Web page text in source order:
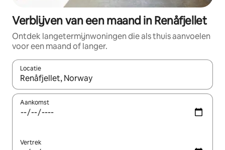
Verblijven van een maand in Renåfjellet
Ontdek langetermijnwoningen die als thuis aanvoelen
voor een maand of langer.
Locatie
Wanneer er resultaten beschikbaar zijn, maak je een keuze
Aankomst
Vertrek